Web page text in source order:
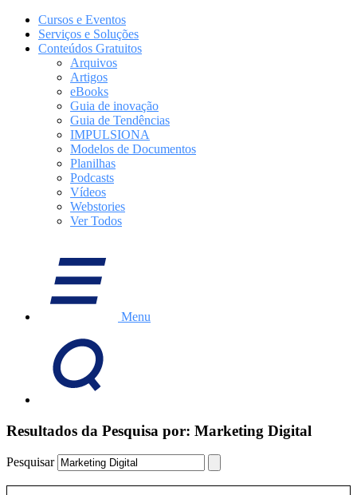
Cursos e Eventos
Serviços e Soluções
Conteúdos Gratuitos
Arquivos
Artigos
eBooks
Guia de inovação
Guia de Tendências
IMPULSIONA
Modelos de Documentos
Planilhas
Podcasts
Vídeos
Webstories
Ver Todos
Menu
Resultados da Pesquisa por: Marketing Digital
Pesquisar